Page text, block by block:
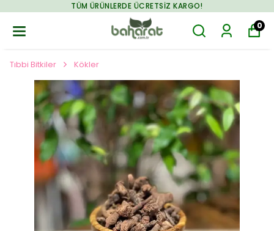
TÜM ÜRÜNLERDE ÜCRETSIZ KARGO!
0
Tıbbi Bitkiler Kökler